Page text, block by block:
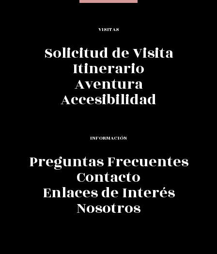
VISITAS
Solicitud de Visita
Itinerario
Aventura
Accesibilidad
INFORMACIÓN
Preguntas Frecuentes
Contacto
Enlaces de Interés
Nosotros